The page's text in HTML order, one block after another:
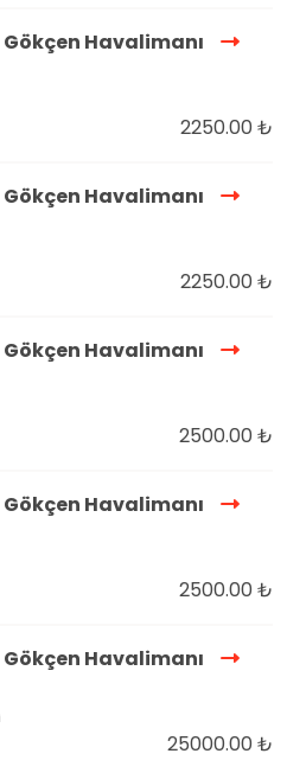
Havalimanı
2250.00 ₺
Havalimanı
2250.00 ₺
Havalimanı
2500.00 ₺
Havalimanı
2500.00 ₺
Havalimanı
25000.00 ₺